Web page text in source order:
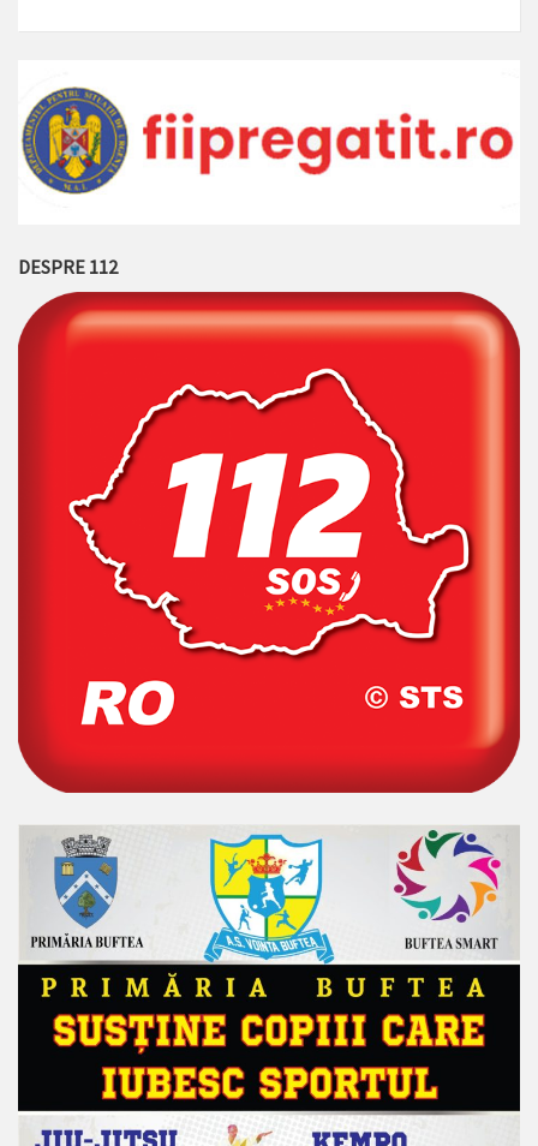
DESPRE 112